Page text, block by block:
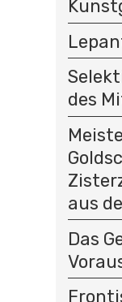
des
aus
Das